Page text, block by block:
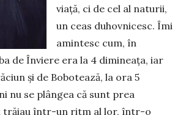
viață, ci de cel al naturii,
un ceas duhovnicesc. Îmi
amintesc cum, în
de Înviere era la 4 dimineața, iar
și de Bobotează, la ora 5
nu se plângea că sunt prea
trăiau într-un ritm al lor, într-o